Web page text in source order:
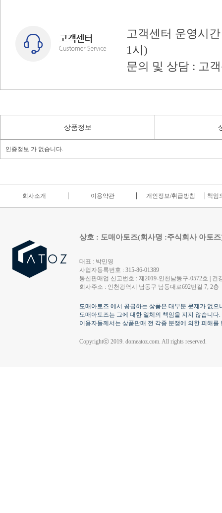
고객센터 운영시
1시)
문의 및 상담 : 고
상품정보
인증정보 가 없습니다.
회사소개 이용약관 개인정보/취급방침 책임
상호 : 도매아토즈(회사명 :주식회사 아토
대표 : 박민영
사업자등록번호 : 315-86-01389
통신판매업 신고번호 : 제2019-인천남동구-0572호 | 건
회사주소 : 인천광역시 남동구 남동대로692번길 7, 2층
도매아토즈 에서 공급하는 상품은 대부분 문제가 없
도매아토즈는 그에 대한 일체의 책임을 지지 않습니다.
이용자들께서는 상품판매 전 각종 분쟁에 의한 피해
Copyrightⓒ 2019. domeatoz.com. All rights reserved.